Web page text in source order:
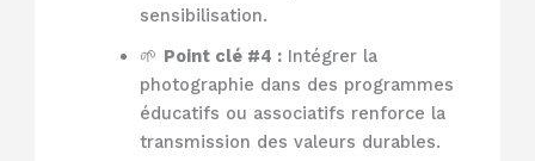
sensibilisation.
🌱 Point clé #4 :Intégrer la
photographie dans des programmes
éducatifs ou associatifs renforce la
transmission des valeurs durables.